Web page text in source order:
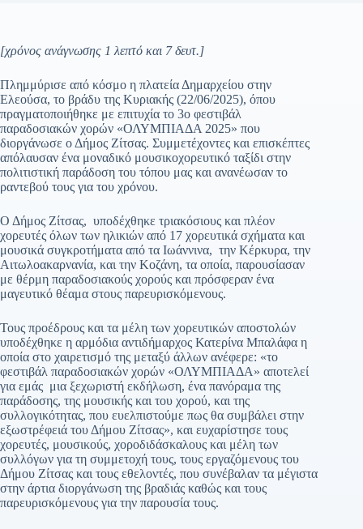
[χρόνος ανάγνωσης 1 λεπτό και 7 δευτ.]
Πλημμύρισε από κόσμο η πλατεία Δημαρχείου στην
Ελεούσα, το βράδυ της Κυριακής (22/06/2025), όπου
πραγματοποιήθηκε με επιτυχία το 3ο φεστιβάλ
παραδοσιακών χορών «ΟΛΥΜΠΙΑΔΑ 2025» που
διοργάνωσε ο Δήμος Ζίτσας. Συμμετέχοντες και επισκέπτες
απόλαυσαν ένα μοναδικό μουσικοχορευτικό ταξίδι στην
πολιτιστική παράδοση του τόπου μας και ανανέωσαν το
ραντεβού τους για του χρόνου.
Ο Δήμος Ζίτσας, υποδέχθηκε τριακόσιους και πλέον
χορευτές όλων των ηλικιών από 17 χορευτικά σχήματα και
μουσικά συγκροτήματα από τα Ιωάννινα, την Κέρκυρα, την
Αιτωλοακαρνανία, και την Κοζάνη, τα οποία, παρουσίασαν
με θέρμη παραδοσιακούς χορούς και πρόσφεραν ένα
μαγευτικό θέαμα στους παρευρισκόμενους.
Τους προέδρους και τα μέλη των χορευτικών αποστολών
υποδέχθηκε η αρμόδια αντιδήμαρχος Κατερίνα Μπαλάφα η
οποία στο χαιρετισμό της μεταξύ άλλων ανέφερε: «το
φεστιβάλ παραδοσιακών χορών «ΟΛΥΜΠΙΑΔΑ» αποτελεί
για εμάς μια ξεχωριστή εκδήλωση, ένα πανόραμα της
παράδοσης, της μουσικής και του χορού, και της
συλλογικότητας, που ευελπιστούμε πως θα συμβάλει στην
εξωστρέφειά του Δήμου Ζίτσας», και ευχαρίστησε τους
χορευτές, μουσικούς, χοροδιδάσκαλους και μέλη των
συλλόγων για τη συμμετοχή τους, τους εργαζόμενους του
Δήμου Ζίτσας και τους εθελοντές, που συνέβαλαν τα μέγιστα
στην άρτια διοργάνωση της βραδιάς καθώς και τους
παρευρισκόμενους για την παρουσία τους.